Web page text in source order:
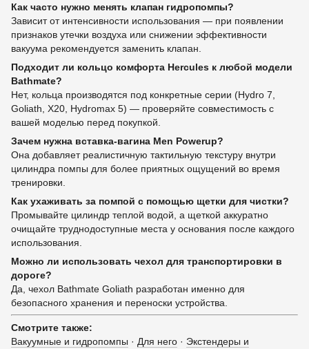
Как часто нужно менять клапан гидропомпы?
Зависит от интенсивности использования — при появлении
признаков утечки воздуха или снижении эффективности
вакуума рекомендуется заменить клапан.
Подходит ли кольцо комфорта Hercules к любой модели
Bathmate?
Нет, кольца производятся под конкретные серии (Hydro 7,
Goliath, X20, Hydromax 5) — проверяйте совместимость с
вашей моделью перед покупкой.
Зачем нужна вставка-вагина Men Powerup?
Она добавляет реалистичную тактильную текстуру внутри
цилиндра помпы для более приятных ощущений во время
тренировки.
Как ухаживать за помпой с помощью щетки для чистки?
Промывайте цилиндр теплой водой, а щеткой аккуратно
очищайте труднодоступные места у основания после каждого
использования.
Можно ли использовать чехол для транспортировки в
дороге?
Да, чехол Bathmate Goliath разработан именно для
безопасного хранения и переноски устройства.
Смотрите также:
Вакуумные и гидропомпы · Для него · Экстендеры и